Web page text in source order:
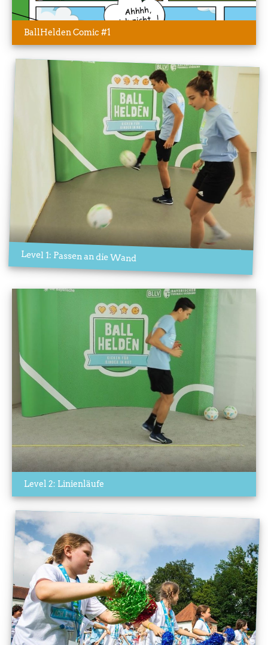
BallHelden Comic #1
Level 1: Passen an die Wand
Level 2: Linienläufe